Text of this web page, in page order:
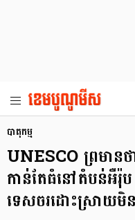
បាតុកម្ម
UNESCO ព្រមាន
កាន់តែធំនៅតំបន់អឺរ៉ុប
ទេសចរដោះស្រាយមិ